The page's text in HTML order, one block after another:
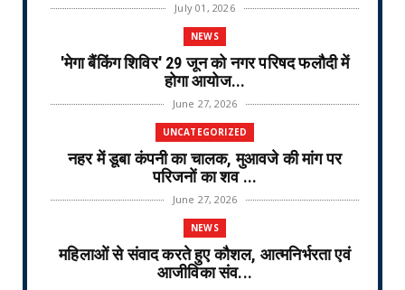
July 01, 2026
NEWS
'मेगा बैंकिंग शिविर' 29 जून को नगर परिषद फलौदी में
होगा आयोज...
June 27, 2026
UNCATEGORIZED
नहर में डूबा कंपनी का चालक, मुआवजे की मांग पर
परिजनों का शव ...
June 27, 2026
NEWS
महिलाओं से संवाद करते हुए कौशल, आत्मनिर्भरता एवं
आजीविका संव...